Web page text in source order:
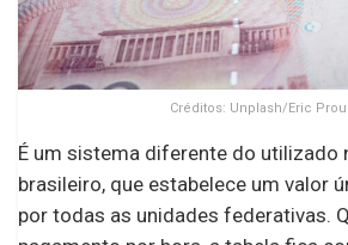
Créditos: Unplash/Eric
É um sistema diferente do utilizado
brasileiro, que estabelece um valor
por todas as unidades federativas.